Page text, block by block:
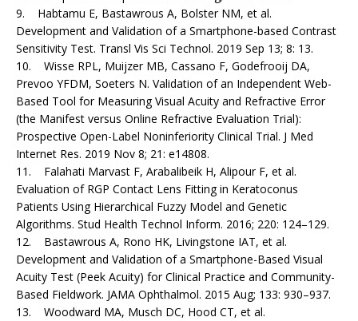
9. Habtamu E, Bastawrous A, Bolster NM, et al.
Development and Validation of a Smartphone-based Contrast
Sensitivity Test. Transl Vis Sci Technol. 2019 Sep 13; 8: 13.
10. Wisse RPL, Muijzer MB, Cassano F, Godefrooij DA,
Prevoo YFDM, Soeters N. Validation of an Independent Web-
Based Tool for Measuring Visual Acuity and Refractive Error
(the Manifest versus Online Refractive Evaluation Trial):
Prospective Open-Label Noninferiority Clinical Trial. J Med
Internet Res. 2019 Nov 8; 21: e14808.
11. Falahati Marvast F, Arabalibeik H, Alipour F, et al.
Evaluation of RGP Contact Lens Fitting in Keratoconus
Patients Using Hierarchical Fuzzy Model and Genetic
Algorithms. Stud Health Technol Inform. 2016; 220: 124–129.
12. Bastawrous A, Rono HK, Livingstone IAT, et al.
Development and Validation of a Smartphone-Based Visual
Acuity Test (Peek Acuity) for Clinical Practice and Community-
Based Fieldwork. JAMA Ophthalmol. 2015 Aug; 133: 930–937.
13. Woodward MA, Musch DC, Hood CT, et al.